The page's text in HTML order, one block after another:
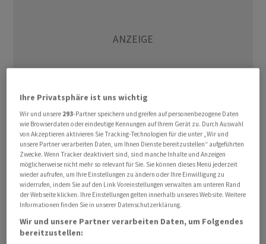
Diese ausserordentliche GV des Batterienherstellers
Leclanchéfindet am 22. Juli statt und soll insbesondere
eine Wiederwahl der Verwaltungsräte ermöglichen.
Denn durch die Verschiebung des Jahresabschlusses
könne die normale Generalversammlung nicht
fristgerecht stattfinden und die Amtszeit der VR-
Ihre Privatsphäre ist uns wichtig
Wir und unsere 293-Partner speichern und greifen auf personenbezogene Daten
wie Browserdaten oder eindeutige Kennungen auf Ihrem Gerät zu. Durch Auswahl
von Akzeptieren aktivieren Sie Tracking-Technologien für die unter „Wir und
unsere Partner verarbeiten Daten, um Ihnen Dienste bereitzustellen“ aufgeführten
Zwecke. Wenn Tracker deaktiviert sind, sind manche Inhalte und Anzeigen
möglicherweise nicht mehr so relevant für Sie. Sie können dieses Menü jederzeit
wieder aufrufen, um Ihre Einstellungen zu ändern oder Ihre Einwilligung zu
widerrufen, indem Sie auf den Link Voreinstellungen verwalten am unteren Rand
der Webseite klicken. Ihre Einstellungen gelten innerhalb unseres Website. Weitere
Informationen finden Sie in unserer Datenschutzerklärung.
Wir und unsere Partner verarbeiten Daten, um Folgendes
bereitzustellen: